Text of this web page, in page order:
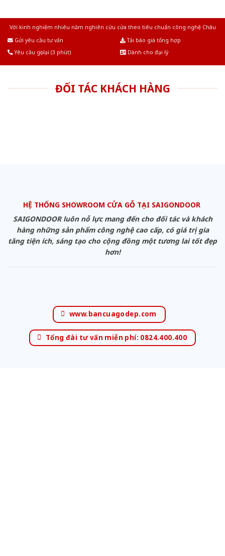
Với kinh nghiệm nhiêu năm nghiên cứu cửa theo tiêu chuẩn công nghệ Châu
Gửi yêu cầu tư vấn
Tải báo giá tổng hợp
Yêu cầu gọi lại (3 phút)
Dành cho đại lý
ĐỐI TÁC KHÁCH HÀNG
HỆ THỐNG SHOWROOM CỬA GỖ TẠI SAIGONDOOR
SAIGONDOOR luôn nỗ lực mang đến cho đối tác và khách
hàng những sản phẩm công nghệ cao cấp, có giá trị gia
tăng tiện ích, sáng tạo cho cộng đồng một tương lai tốt đẹp
hơn!
www.bancuagodep.com
Tổng đài tư vấn miễn phí: 0824.400.400